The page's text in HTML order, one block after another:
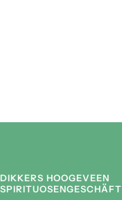
DIKKERS HOOGEVEEN
SPIRITUOSENGESCHÄFT